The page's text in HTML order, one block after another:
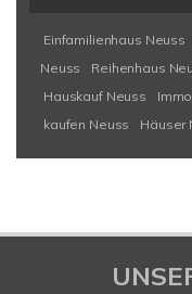
Einfamilienhaus Neuss
Neuss
Reihenhaus
Hauskauf Neuss
kaufen Neuss
Häuser